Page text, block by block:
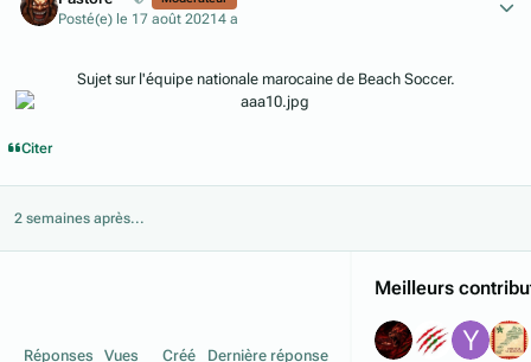
Posté(e) le 17 août 20214 a
Sujet sur l'équipe nationale marocaine de Beach Soccer.
Citer
2 semaines après...
Réponses Vues Créé Dernière réponse
Meilleurs